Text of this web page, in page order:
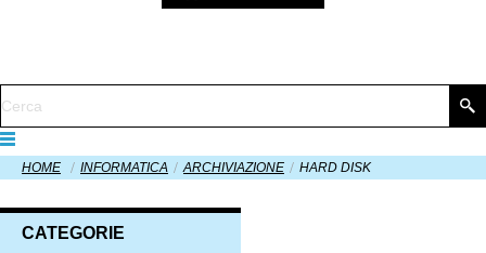
HOME INFORMATICA ARCHIVIAZIONE HARD DISK
CATEGORIE